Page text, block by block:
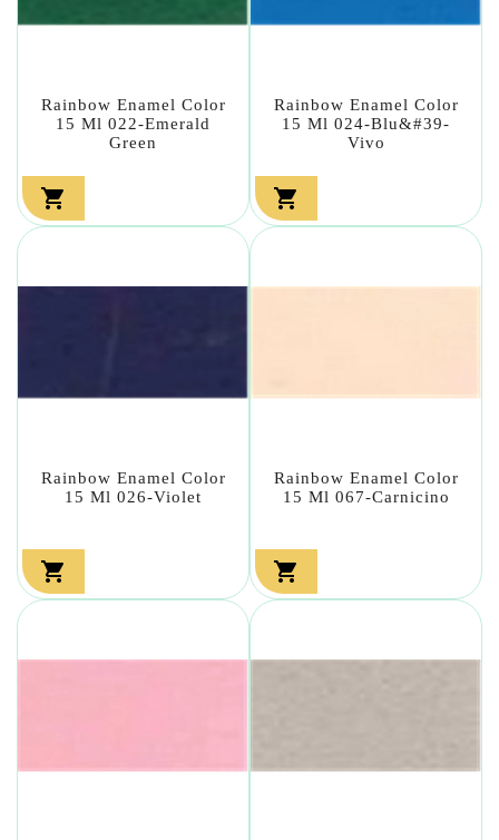
Rainbow Enamel Color
15 Ml 022-Emerald
Green

Rainbow Enamel Color
15 Ml 024-Blu&#39-
Vivo

Rainbow Enamel Color
15 Ml 026-Violet

Rainbow Enamel Color
15 Ml 067-Carnicino
